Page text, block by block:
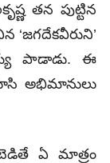
తన పుట్టిన
‘జగదేకవీరుని’
పాడాడు. ఈ
అభిమానులు
ఏ మాత్రం